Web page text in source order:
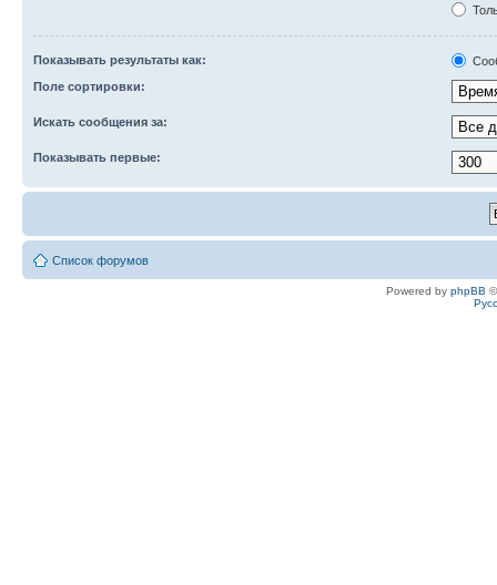
Показывать результаты как:
Поле сортировки:
Искать сообщения за:
Показывать первые:
Список форумов
Powered by phpBB